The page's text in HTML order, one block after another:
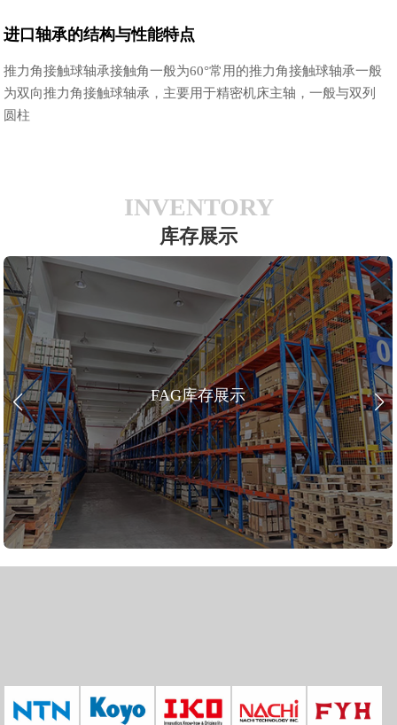
进口轴承的结构与性能特点
推力角接触球轴承接触角一般为60°常用的推力角接触球轴承一般
为双向推力角接触球轴承，主要用于精密机床主轴，一般与双列
圆柱
INVENTORY
库存展示
FAG库存展示